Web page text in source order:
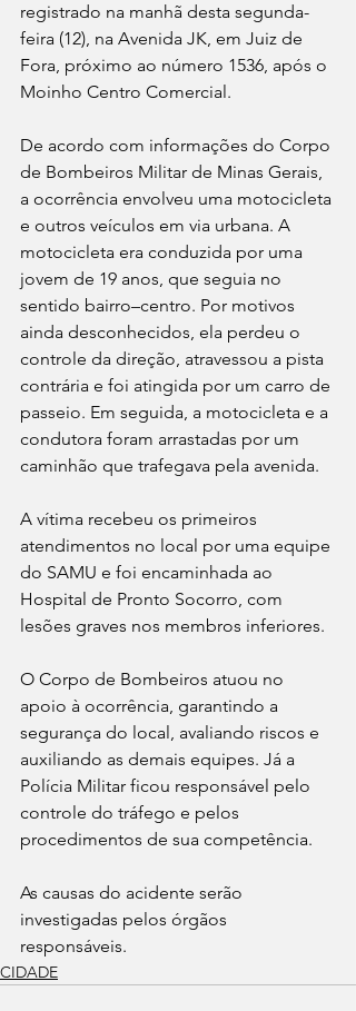
registrado na manhã desta segunda-
feira (12), na Avenida JK, em Juiz de
Fora, próximo ao número 1536, após o
Moinho Centro Comercial.
De acordo com informações do Corpo
de Bombeiros Militar de Minas Gerais,
a ocorrência envolveu uma motocicleta
e outros veículos em via urbana. A
motocicleta era conduzida por uma
jovem de 19 anos, que seguia no
sentido bairro–centro. Por motivos
ainda desconhecidos, ela perdeu o
controle da direção, atravessou a pista
contrária e foi atingida por um carro de
passeio. Em seguida, a motocicleta e a
condutora foram arrastadas por um
caminhão que trafegava pela avenida.
A vítima recebeu os primeiros
atendimentos no local por uma equipe
do SAMU e foi encaminhada ao
Hospital de Pronto Socorro, com
lesões graves nos membros inferiores.
O Corpo de Bombeiros atuou no
apoio à ocorrência, garantindo a
segurança do local, avaliando riscos e
auxiliando as demais equipes. Já a
Polícia Militar ficou responsável pelo
controle do tráfego e pelos
procedimentos de sua competência.
As causas do acidente serão
investigadas pelos órgãos
responsáveis.
CIDADE